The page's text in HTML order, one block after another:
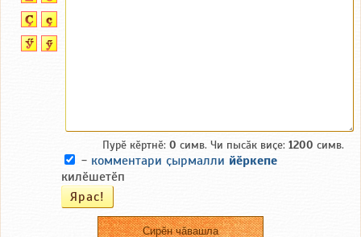
Пурӗ кӗртнӗ: 0 симв. Чи пысӑк виҫе: 1200 симв.
- комментари ҫырмалли йӗркепе
килӗшетӗп
Сирӗн чӑвашла